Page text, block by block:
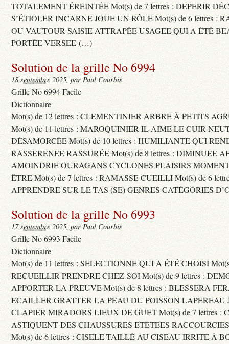
TOTALEMENT ÉREINTÉE Mot(s) de 7 lettres : DEPERIR
S’ÉTIOLER INCARNE JOUE UN RÔLE Mot(s) de 6 lettres :
OU VAUTOUR SAISIE ATTRAPÉE USAGEE QUI A ÉTÉ
PORTÉE VERSEE (…)
Solution de la grille No 6994
18 septembre 2025, par Paul Courbis
Grille No 6994 Facile
Dictionnaire
Mot(s) de 12 lettres : CLEMENTINIER ARBRE À PETITS
Mot(s) de 11 lettres : MAROQUINIER IL AIME LE CUIR
DÉSAMORCÉE Mot(s) de 10 lettres : HUMILIANTE QUI
RASSERENEE RASSURÉE Mot(s) de 8 lettres : DIMINUEE
AMOINDRIE OURAGANS CYCLONES PLAISIRS
ÊTRE Mot(s) de 7 lettres : RAMASSE CUEILLI Mot(s) de 6
APPRENDRE SUR LE TAS (SE) GENRES CATÉGORIES
Solution de la grille No 6993
17 septembre 2025, par Paul Courbis
Grille No 6993 Facile
Dictionnaire
Mot(s) de 11 lettres : SELECTIONNE QUI A ÉTÉ CHOISI
RECUEILLIR PRENDRE CHEZ-SOI Mot(s) de 9 lettres :
APPORTER LA PREUVE Mot(s) de 8 lettres : BLESSERA
ECAILLER GRATTER LA PEAU DU POISSON LAPEREAU
CLAPIER MIRADORS LIEUX DE GUET Mot(s) de 7 lettres :
ASTIQUENT DES CHAUSSURES ETETEES
Mot(s) de 6 lettres : CISELE TAILLÉ AU CISEAU IRRITE À